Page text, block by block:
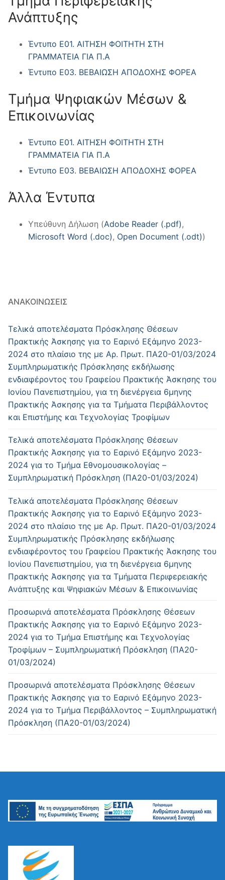
Ανάπτυξης
Έντυπο Ε01. ΑΙΤΗΣΗ ΦΟΙΤΗΤΗ ΣΤΗ
ΓΡΑΜΜΑΤΕΙΑ ΓΙΑ Π.Α
Έντυπο Ε03. ΒΕΒΑΙΩΣΗ ΑΠΟΔΟΧΗΣ ΦΟΡΕΑ
Τμήμα Ψηφιακών Μέσων &
Επικοινωνίας
Έντυπο Ε01. ΑΙΤΗΣΗ ΦΟΙΤΗΤΗ ΣΤΗ
ΓΡΑΜΜΑΤΕΙΑ ΓΙΑ Π.Α
Έντυπο Ε03. ΒΕΒΑΙΩΣΗ ΑΠΟΔΟΧΗΣ ΦΟΡΕΑ
Άλλα Έντυπα
Υπεύθυνη Δήλωση (Adobe Reader (.pdf),
Microsoft Word (.doc), Open Document (.odt))
ΑΝΑΚΟΙΝΏΣΕΙΣ
Τελικά αποτελέσματα Πρόσκλησης Θέσεων
Πρακτικής Άσκησης για το Εαρινό Εξάμηνο 2023-
2024 στο πλαίσιο της με Αρ. Πρωτ. ΠΑ20-01/03/2024
Συμπληρωματικής Πρόσκλησης εκδήλωσης
ενδιαφέροντος του Γραφείου Πρακτικής Άσκησης του
Ιονίου Πανεπιστημίου, για τη διενέργεια 6μηνης
Πρακτικής Άσκησης για τα Τμήματα Περιβάλλοντος
και Επιστήμης και Τεχνολογίας Τροφίμων
Τελικά αποτελέσματα Πρόσκλησης Θέσεων
Πρακτικής Άσκησης για το Εαρινό Εξάμηνο 2023-
2024 για το Τμήμα Εθνομουσικολογίας –
Συμπληρωματική Πρόσκληση (ΠΑ20-01/03/2024)
Τελικά αποτελέσματα Πρόσκλησης Θέσεων
Πρακτικής Άσκησης για το Εαρινό Εξάμηνο 2023-
2024 στο πλαίσιο της με Αρ. Πρωτ. ΠΑ20-01/03/2024
Συμπληρωματικής Πρόσκλησης εκδήλωσης
ενδιαφέροντος του Γραφείου Πρακτικής Άσκησης του
Ιονίου Πανεπιστημίου, για τη διενέργεια 6μηνης
Πρακτικής Άσκησης για τα Τμήματα Περιφερειακής
Ανάπτυξης και Ψηφιακών Μέσων & Επικοινωνίας
Προσωρινά αποτελέσματα Πρόσκλησης Θέσεων
Πρακτικής Άσκησης για το Εαρινό Εξάμηνο 2023-
2024 για το Τμήμα Επιστήμης και Τεχνολογίας
Τροφίμων – Συμπληρωματική Πρόσκληση (ΠΑ20-
01/03/2024)
Προσωρινά αποτελέσματα Πρόσκλησης Θέσεων
Πρακτικής Άσκησης για το Εαρινό Εξάμηνο 2023-
2024 για το Τμήμα Περιβάλλοντος – Συμπληρωματική
Πρόσκληση (ΠΑ20-01/03/2024)